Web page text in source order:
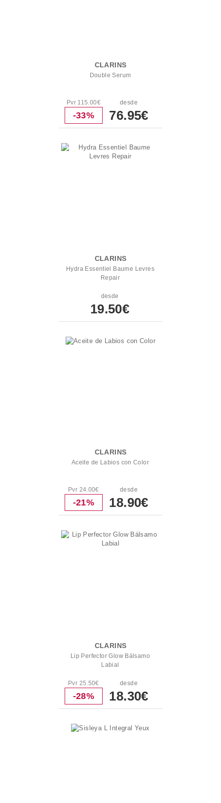
CLARINS
Double Serum
Pvr 115.00€
-33%
desde
76.95€
CLARINS
Hydra Essentiel Baume Levres
Repair
desde
19.50€
CLARINS
Aceite de Labios con Color
Pvr 24.00€
-21%
desde
18.90€
CLARINS
Lip Perfector Glow Bálsamo
Labial
Pvr 25.50€
-28%
desde
18.30€